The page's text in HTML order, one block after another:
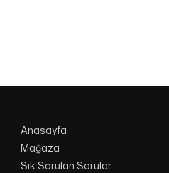
Anasayfa
Mağaza
Sık Sorulan Sorular